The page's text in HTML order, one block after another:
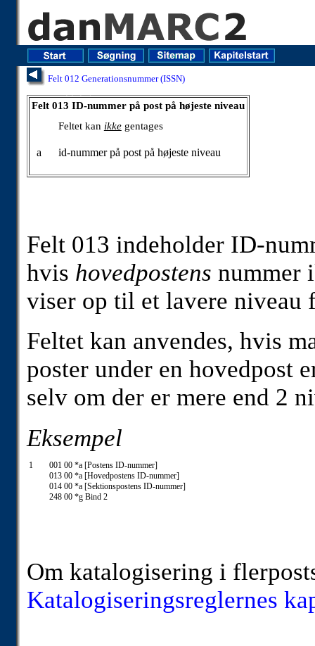
Felt 012 Generationsnummer (ISSN)
Felt 013 ID-nummer på post på højeste niveau
Feltet kan ikkegentages
a id-nummer på post på højeste niveau
Felt 013 indeholder ID-
hvis hovedpostens nummer
viser op til et lavere niveau
Feltet kan anvendes, hvis
poster under en hovedpost
selv om der er mere end 2
Eksempel
1
001 00 *a [Postens ID-nummer]
013 00 *a [Hovedpostens ID-nummer]
014 00 *a [Sektionspostens ID-nummer]
248 00 *g Bind 2
Om katalogisering i
Katalogiseringsreglernes